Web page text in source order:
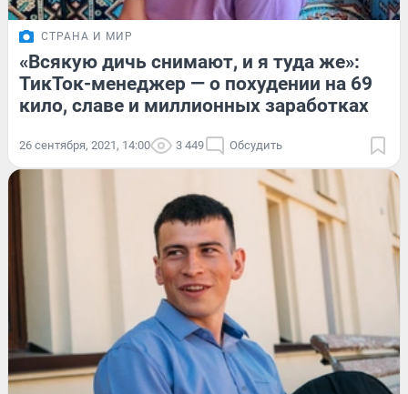
СТРАНА И МИР
«Всякую дичь снимают, и я туда же»:
ТикТок-менеджер — о похудении на 69
кило, славе и миллионных заработках
26 сентября, 2021, 14:00 3 449 Обсудить